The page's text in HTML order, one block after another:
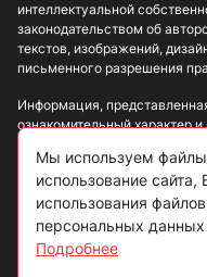
интеллектуальной
законодательством об
текстов, изображений,
письменного разрешения
Информация,
ознакомительный характер
Политика
Согласие на обработку
Мы используем
использование сайта,
использования
персональных
Подробнее